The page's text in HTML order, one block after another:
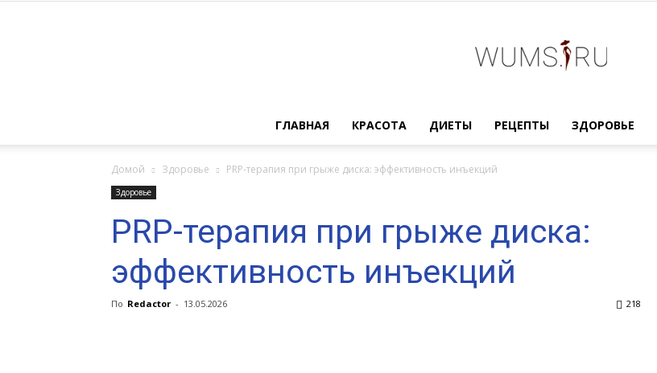
Женский
журнал
ГЛАВНАЯ КРАСОТА ДИЕТЫ РЕЦЕПТЫ ЗДОРОВЬЕ
Домой Здоровье PRP-терапия при грыже диска: эффективность инъекций
Здоровье
PRP-терапия при грыже диска:
эффективность инъекций
По Redactor - 13.05.2026 218